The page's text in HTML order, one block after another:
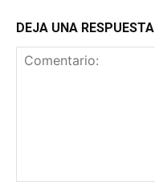
DEJA UNA RESPUESTA